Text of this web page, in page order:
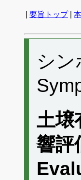
要旨トップ|
シ
土壌
響評